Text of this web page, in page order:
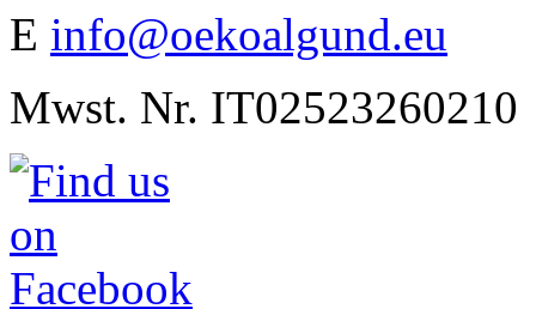
E info@oekoalgund.eu
Mwst. Nr. IT02523260210